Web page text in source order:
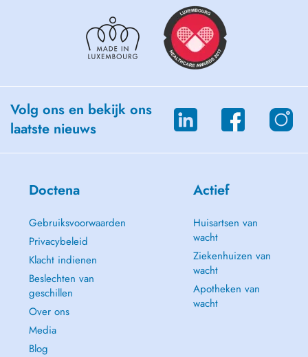
Volg ons en bekijk ons
laatste nieuws
Doctena
Gebruiksvoorwaarden
Privacybeleid
Klacht indienen
Beslechten van
geschillen
Over ons
Media
Blog
Actief
Huisartsen van
wacht
Ziekenhuizen van
wacht
Apotheken van
wacht